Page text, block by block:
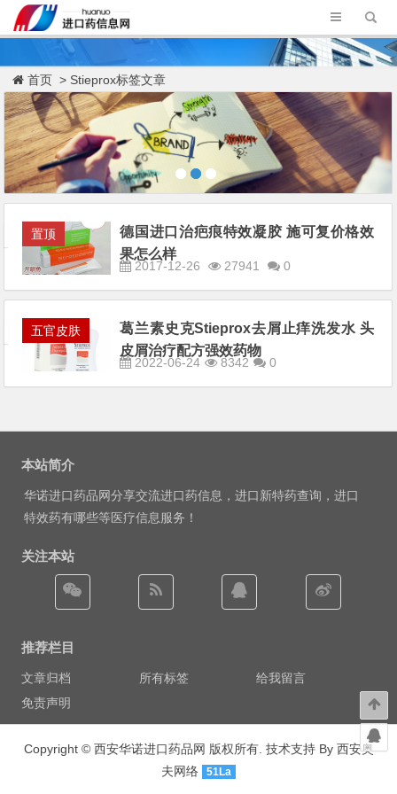
首页 > Stieprox标签文章
置顶
德国进口治疤痕特效凝胶 施可复价格效
果怎么样
2017-12-26 27941 0
五官皮肤
葛兰素史克Stieprox去屑止痒洗发水 头
皮屑治疗配方强效药物
2022-06-24 8342 0
本站简介
华诺进口药品网分享交流进口药信息，进口新特药查询，进口
特效药有哪些等医疗信息服务！
关注本站
推荐栏目
文章归档 所有标签
给我留言
免责声明
Copyright © 西安华诺进口药品网 版权所有. 技术支持 By 西安奥
夫网络
51La